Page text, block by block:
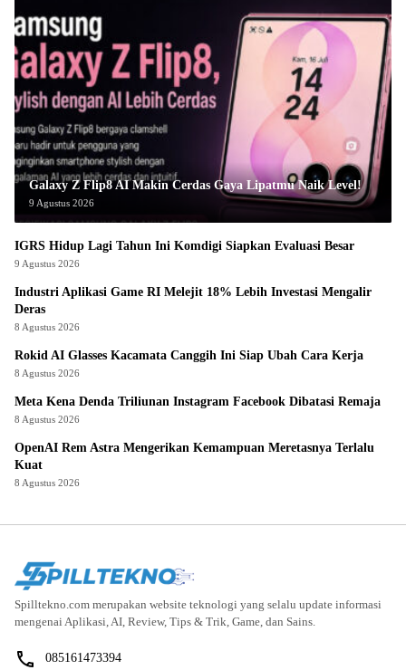
Galaxy Z Flip8 AI Makin Cerdas Gaya Lipatmu Naik Level!
9 Agustus 2026
IGRS Hidup Lagi Tahun Ini Komdigi Siapkan Evaluasi Besar
9 Agustus 2026
Industri Aplikasi Game RI Melejit 18% Lebih Investasi Mengalir
Deras
8 Agustus 2026
Rokid AI Glasses Kacamata Canggih Ini Siap Ubah Cara Kerja
8 Agustus 2026
Meta Kena Denda Triliunan Instagram Facebook Dibatasi Remaja
8 Agustus 2026
OpenAI Rem Astra Mengerikan Kemampuan Meretasnya Terlalu
Kuat
8 Agustus 2026
Spilltekno.com merupakan website teknologi yang selalu update informasi
mengenai Aplikasi, AI, Review, Tips & Trik, Game, dan Sains.
085161473394